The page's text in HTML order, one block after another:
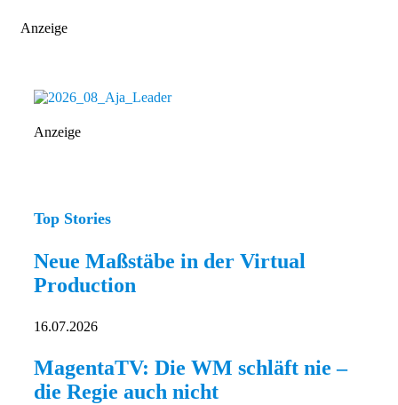
Anzeige
Anzeige
Top Stories
Neue Maßstäbe in der Virtual
Production
16.07.2026
MagentaTV: Die WM schläft nie –
die Regie auch nicht